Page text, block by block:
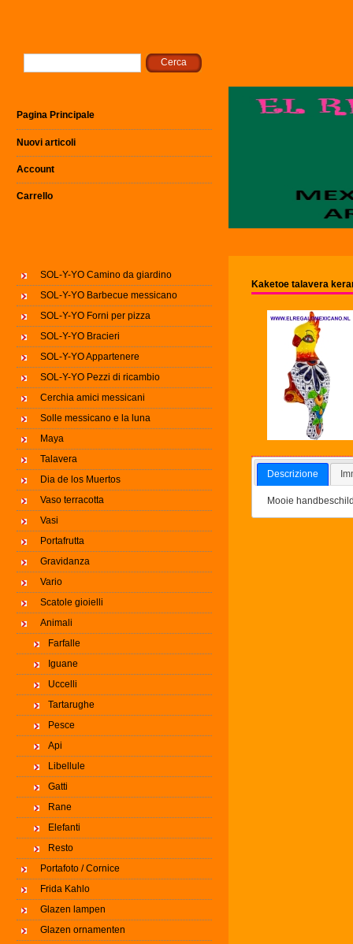
Pagina Principale
Nuovi articoli
Account
Carrello
SOL-Y-YO Camino da giardino
SOL-Y-YO Barbecue messicano
SOL-Y-YO Forni per pizza
SOL-Y-YO Bracieri
SOL-Y-YO Appartenere
SOL-Y-YO Pezzi di ricambio
Cerchia amici messicani
Solle messicano e la luna
Maya
Talavera
Dia de los Muertos
Vaso terracotta
Vasi
Portafrutta
Gravidanza
Vario
Scatole gioielli
Animali
Farfalle
Iguane
Uccelli
Tartarughe
Pesce
Api
Libellule
Gatti
Rane
Elefanti
Resto
Portafoto / Cornice
Frida Kahlo
Glazen lampen
Glazen ornamenten
Kaketoe talavera
Descrizione
Mooie